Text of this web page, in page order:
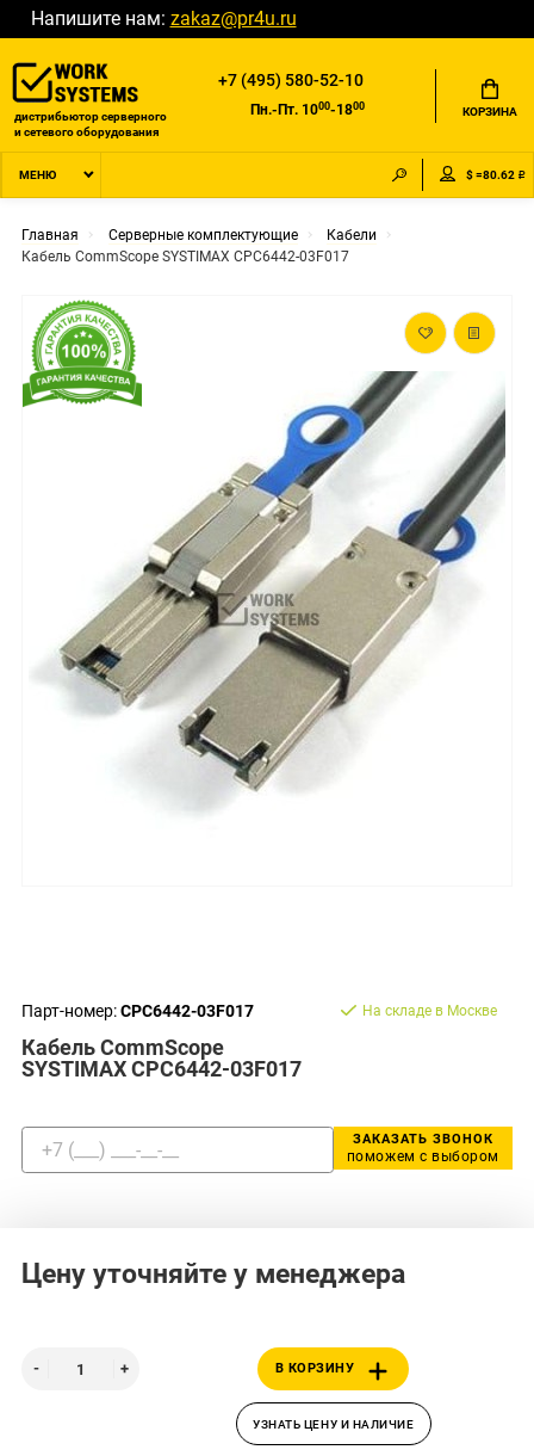
Напишите нам: zakaz@pr4u.ru
дистрибьютор серверного
и сетевого оборудования
+7 (495) 580-52-10
Пн.-Пт. 1000-1800 КОРЗИНА
МЕНЮ $ =80.62 ₽
Главная Серверные комплектующие
Кабели
Кабель CommScope SYSTIMAX CPC6442-03F017
Парт-номер:CPC6442-03F017
Кабель CommScope
SYSTIMAX CPC6442-03F017
На складе в Москве
ЗАКАЗАТЬ ЗВОНОК
поможем с выбором
Цену уточняйте у менеджера
В КОРЗИНУ
УЗНАТЬ ЦЕНУ И НАЛИЧИЕ